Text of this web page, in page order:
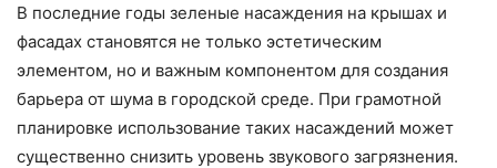
В последние годы зеленые насаждения на крышах и
фасадах становятся не только эстетическим
элементом, но и важным компонентом для создания
барьера от шума в городской среде. При грамотной
планировке использование таких насаждений может
существенно снизить уровень звукового загрязнения.